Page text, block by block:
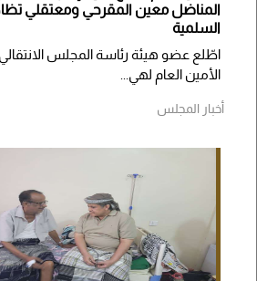
المناضل معين المقرحي ومعتقلي
السلمية
اطّلع عضو هيئة رئاسة المجلس الانتقالي
الأمين العام لهي...
أخبار المجلس